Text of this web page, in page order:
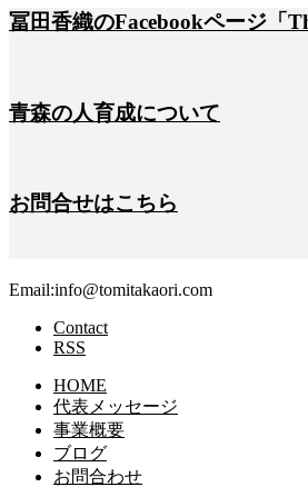
冨田香織のFacebookページ「
青森の人育成について
お問合せはこちら
Email:info@tomitakaori.com
Contact
RSS
HOME
代表メッセージ
事業概要
ブログ
お問合わせ